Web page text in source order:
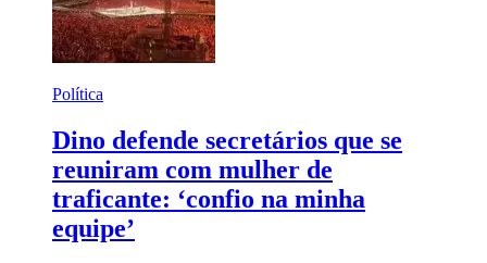
Política
Dino defende secretários que se
reuniram com mulher de
traficante: ‘confio na minha
equipe’